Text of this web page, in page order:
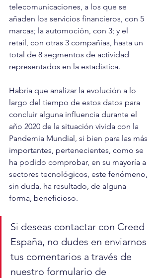
telecomunicaciones, a los que se
añaden los servicios financieros, con 5
marcas; la automoción, con 3; y el
retail, con otras 3 compañías, hasta un
total de 8 segmentos de actividad
representados en la estadística.
Habría que analizar la evolución a lo
largo del tiempo de estos datos para
concluir alguna influencia durante el
año 2020 de la situación vivida con la
Pandemia Mundial, si bien para las más
importantes, pertenecientes, como se
ha podido comprobar, en su mayoría a
sectores tecnológicos, este fenómeno,
sin duda, ha resultado, de alguna
forma, beneficioso.
Si deseas contactar con Creed
España, no dudes en enviarnos
tus comentarios a través de
nuestro formulario de